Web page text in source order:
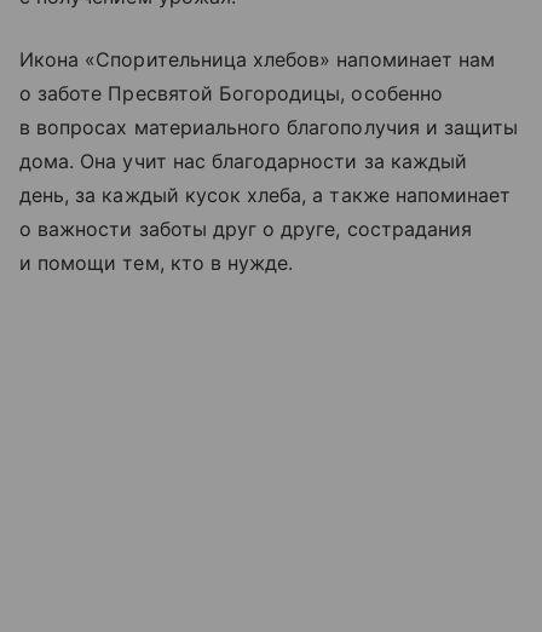
Икона «Спорительница хлебов» напоминает нам
о заботе Пресвятой Богородицы, особенно
в вопросах материального благополучия и защиты
дома. Она учит нас благодарности за каждый
день, за каждый кусок хлеба, а также напоминает
о важности заботы друг о друге, сострадания
и помощи тем, кто в нужде.